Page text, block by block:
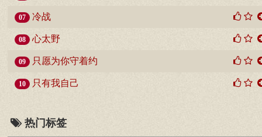
07 冷战
08 心太野
09 只愿为你守着约
10 只有我自己
热门标签